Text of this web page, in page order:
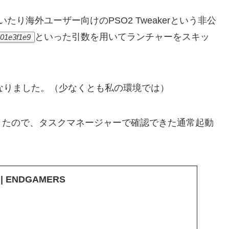
たり海外ユーザー向けのPSO2 Tweakerという非公
といった引数を用いてランチャーをスキッ
ました。（少なくとも私の環境では）
ので、タスクマネージャーで確認できた通常起動
ENDGAMERS